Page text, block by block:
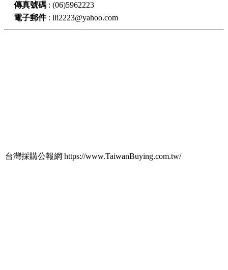
傳真號碼 : (06)5962223
電子郵件: lii2223@yahoo.com
台灣採購公報網 https://www.TaiwanBuying.com.tw/